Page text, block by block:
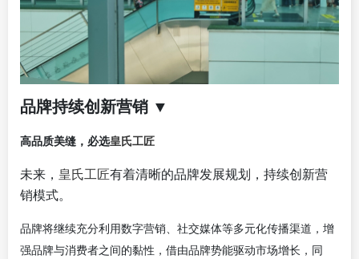
品牌持续创新营销 ▼
高品质美缝，必选皇氏工匠
未来， 皇氏工匠有着清晰的品牌发展规划，持续创新营
销模式。
品牌将继续充分利用数字营销、社交媒体等多元化传播渠道，增
强品牌与消费者之间的黏性，借由品牌势能驱动市场增长，同